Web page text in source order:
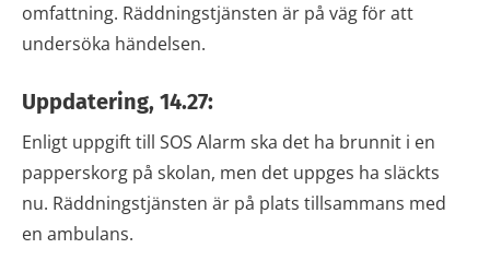
omfattning. Räddningstjänsten är på väg för att
undersöka händelsen.
Uppdatering, 14.27:
Enligt uppgift till SOS Alarm ska det ha brunnit i en
papperskorg på skolan, men det uppges ha släckts
nu. Räddningstjänsten är på plats tillsammans med
en ambulans.